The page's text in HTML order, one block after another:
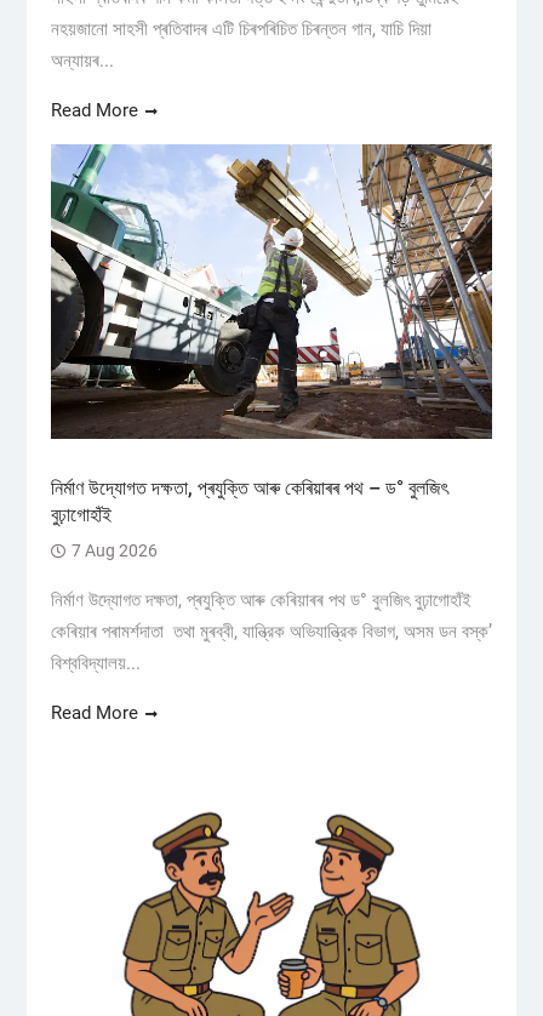
নহয়জানো সাহসী প্ৰতিবাদৰ এটি চিৰপৰিচিত চিৰন্তন গান, যাচি দিয়া
অন্যায়ৰ...
Read More
নিৰ্মাণ উদ্যোগত দক্ষতা, প্ৰযুক্তি আৰু কেৰিয়াৰৰ পথ – ড° বুলজিৎ
বুঢ়াগোহাঁই
7 Aug 2026
নিৰ্মাণ উদ্যোগত দক্ষতা, প্ৰযুক্তি আৰু কেৰিয়াৰৰ পথ ড° বুলজিৎ বুঢ়াগোহাঁই
কেৰিয়াৰ পৰামৰ্শদাতা তথা মুৰব্বী, যান্ত্রিক অভিযান্ত্রিক বিভাগ, অসম ডন বস্ক’
বিশ্ববিদ্যালয়...
Read More